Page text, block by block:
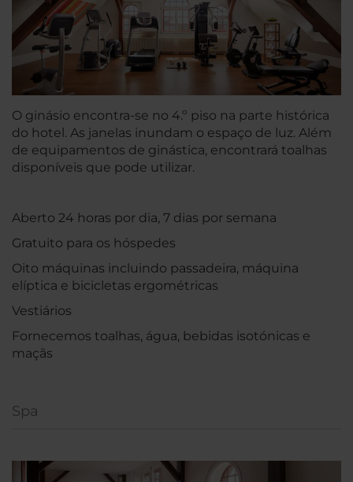
O ginásio encontra-se no 4.º piso na parte histórica
do hotel. As janelas inundam o espaço de luz. Além
de equipamentos de ginástica, encontrará toalhas
disponíveis que pode utilizar.
Aberto 24 horas por dia, 7 dias por semana
Gratuito para os hóspedes
Oito máquinas incluindo passadeira, máquina
elíptica e bicicletas ergométricas
Vestiários
Fornecemos toalhas, água, bebidas isotónicas e
maçãs
Spa